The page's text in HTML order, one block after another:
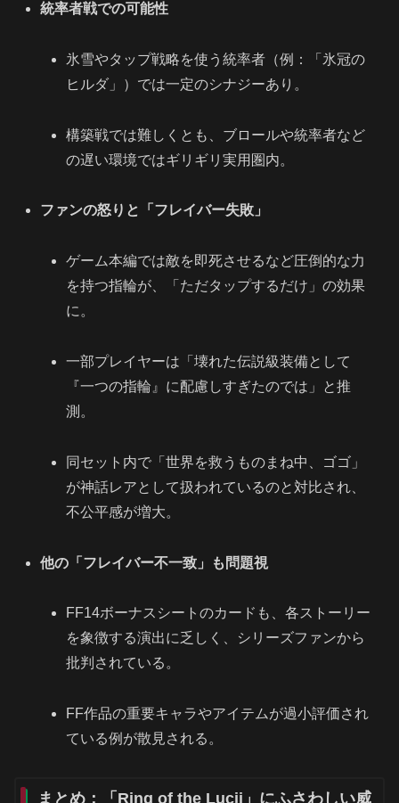
統率者戦での可能性
氷雪やタップ戦略を使う統率者（例：「氷冠の
ヒルダ」）では一定のシナジーあり。
構築戦では難しくとも、ブロールや統率者など
の遅い環境ではギリギリ実用圏内。
ファンの怒りと「フレイバー失敗」
ゲーム本編では敵を即死させるなど圧倒的な力
を持つ指輪が、「ただタップするだけ」の効果
に。
一部プレイヤーは「壊れた伝説級装備として
『一つの指輪』に配慮しすぎたのでは」と推
測。
同セット内で「世界を救うものまね中、ゴゴ」
が神話レアとして扱われているのと対比され、
不公平感が増大。
他の「フレイバー不一致」も問題視
FF14ボーナスシートのカードも、各ストーリー
を象徴する演出に乏しく、シリーズファンから
批判されている。
FF作品の重要キャラやアイテムが過小評価され
ている例が散見される。
まとめ：「Ring of the Lucii」にふさわしい威